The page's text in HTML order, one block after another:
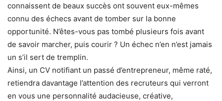
connaissent de beaux succès ont souvent eux-mêmes
connu des échecs avant de tomber sur la bonne
opportunité. N’êtes-vous pas tombé plusieurs fois avant
de savoir marcher, puis courir ? Un échec n’en n’est jamais
un s’il sert de tremplin.
Ainsi, un CV notifiant un passé d’entrepreneur, même raté,
retiendra davantage l’attention des recruteurs qui verront
en vous une personnalité audacieuse, créative,